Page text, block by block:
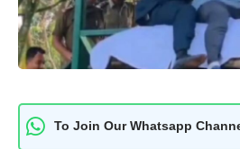
To Join Our Whatsapp